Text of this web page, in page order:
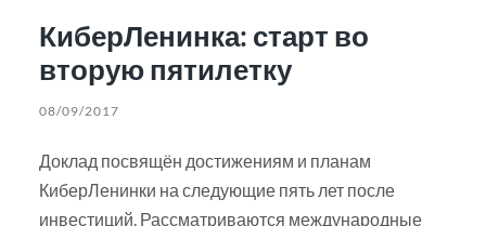
КиберЛенинка: старт во
вторую пятилетку
08/09/2017
Доклад посвящён достижениям и планам
КиберЛенинки на следующие пять лет после
инвестиций. Рассматриваются международные